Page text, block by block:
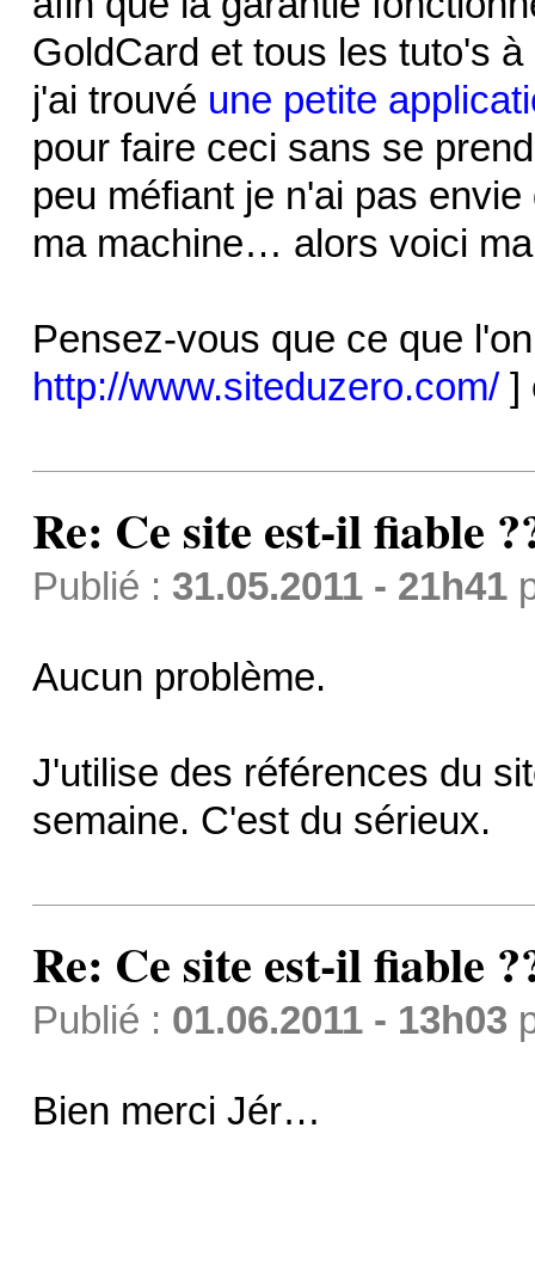
GoldCard et tous les tuto's
j'ai trouvé une petite
pour faire ceci sans se
peu méfiant je n'ai pas
ma machine… alors voici
Pensez-vous que ce que
http://www.siteduzero.com/]
Re: Ce site est-il fiable
Publié : 31.05.2011 - 21h41
Aucun problème.
J'utilise des références du
semaine. C'est du sérieux.
Re: Ce site est-il fiable
Publié : 01.06.2011 - 13h03
Bien merci Jér…